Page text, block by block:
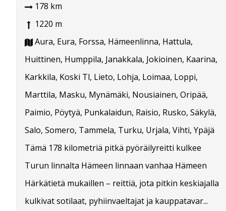
178 km
1220 m
Aura, Eura, Forssa, Hämeenlinna, Hattula,
Huittinen, Humppila, Janakkala, Jokioinen, Kaarina,
Karkkila, Koski Tl, Lieto, Lohja, Loimaa, Loppi,
Marttila, Masku, Mynämäki, Nousiainen, Oripää,
Paimio, Pöytyä, Punkalaidun, Raisio, Rusko, Säkylä,
Salo, Somero, Tammela, Turku, Urjala, Vihti, Ypäjä
Tämä 178 kilometriä pitkä pyöräilyreitti kulkee
Turun linnalta Hämeen linnaan vanhaa Hämeen
Härkätietä mukaillen – reittiä, jota pitkin keskiajalla
kulkivat sotilaat, pyhiinvaeltajat ja kauppatavar...